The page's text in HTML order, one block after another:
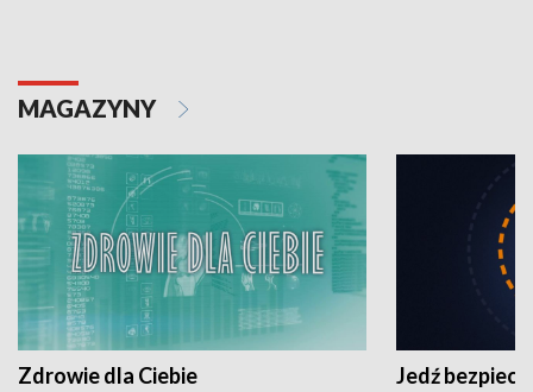
MAGAZYNY
Zdrowie dla Ciebie Jedź